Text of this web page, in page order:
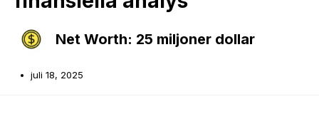
Net Worth: 25 miljoner dollar
juli 18, 2025